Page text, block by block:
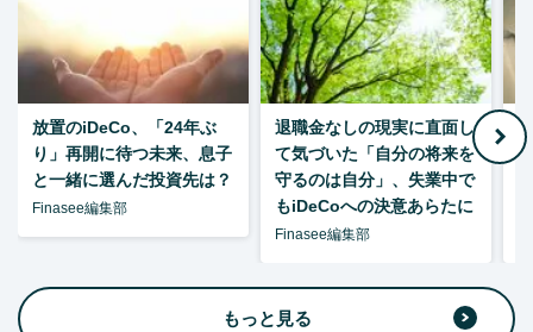
放置のiDeCo、「24年ぶ
り」再開に待つ未来、息子
と一緒に選んだ投資先は？
Finasee編集部
退職金なしの現実に直面し
て気づいた「自分の将来を
守るのは自分」、失業中で
もiDeCoへの決意あらたに
Finasee編集部
もっと見る